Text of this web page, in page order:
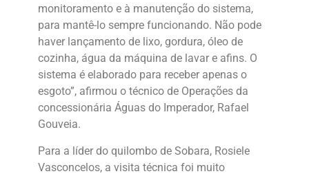
monitoramento e à manutenção do sistema,
para mantê-lo sempre funcionando. Não pode
haver lançamento de lixo, gordura, óleo de
cozinha, água da máquina de lavar e afins. O
sistema é elaborado para receber apenas o
esgoto”, afirmou o técnico de Operações da
concessionária Águas do Imperador, Rafael
Gouveia.
Para a líder do quilombo de Sobara, Rosiele
Vasconcelos, a visita técnica foi muito